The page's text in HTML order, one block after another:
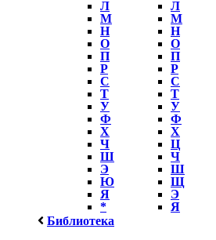
Л
М
Н
О
П
Р
С
Т
У
Ф
Х
Ч
Ш
Э
Ю
Я
*
Л
М
Н
О
П
Р
С
Т
У
Ф
Х
Ц
Ч
Ш
Щ
Э
Я
Библиотека